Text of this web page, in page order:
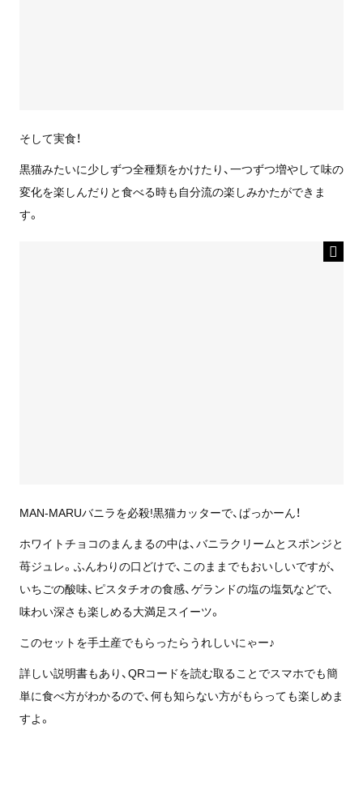
そして実食！
黒猫みたいに少しずつ全種類をかけたり、一つずつ増やして味の
変化を楽しんだりと食べる時も自分流の楽しみかたができま
す。
MAN-MARUバニラを必殺!黒猫カッターで、ぱっかーん！
ホワイトチョコのまんまるの中は、バニラクリームとスポンジと
苺ジュレ。ふんわりの口どけで、このままでもおいしいですが、
いちごの酸味、ピスタチオの食感、ゲランドの塩の塩気などで、
味わい深さも楽しめる大満足スイーツ。
このセットを手土産でもらったらうれしいにゃー♪
詳しい説明書もあり、QRコードを読む取ることでスマホでも簡
単に食べ方がわかるので、何も知らない方がもらっても楽しめま
すよ。